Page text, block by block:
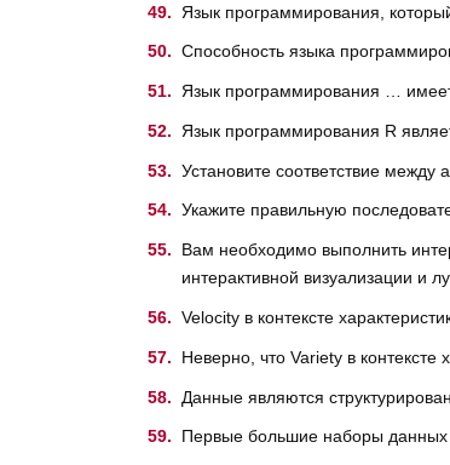
Язык программирования,
Способность языка
Язык программирования …
Язык программирования R
Установите соответствие
Укажите правильную
Вам необходимо выполнить
интерактивной визуализации и
Velocity в контексте
Неверно, что Variety в контексте
Данные являются
Первые большие наборы данных